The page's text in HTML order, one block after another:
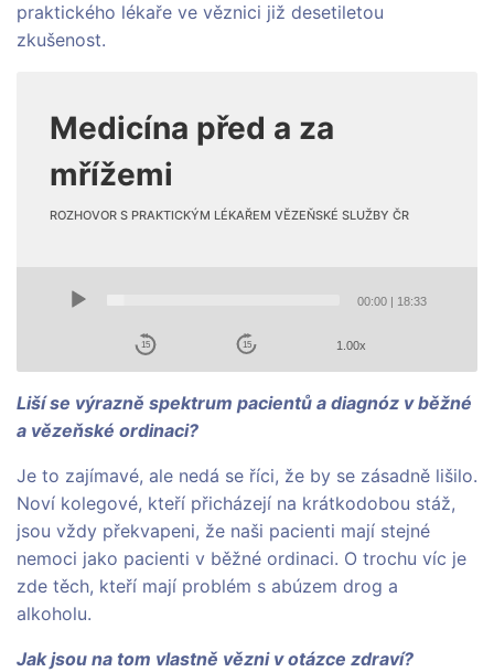
praktického lékaře ve věznici již desetiletou
zkušenost.
Medicína před a za
mřížemi
ROZHOVOR S PRAKTICKÝM LÉKAŘEM VĚZEŇSKÉ SLUŽBY ČR
Player
00:00 18:33
15 15 1.00x
Liší se výrazně spektrum pacientů a diagnóz v běžné
a vězeňské ordinaci?
Je to zajímavé, ale nedá se říci, že by se zásadně lišilo.
Noví kolegové, kteří přicházejí na krátkodobou stáž,
jsou vždy překvapeni, že naši pacienti mají stejné
nemoci jako pacienti v běžné ordinaci. O trochu víc je
zde těch, kteří mají problém s abúzem drog a
alkoholu.
Jak jsou na tom vlastně vězni v otázce zdraví?